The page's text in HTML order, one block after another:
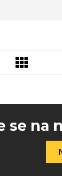
se na